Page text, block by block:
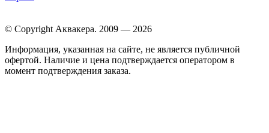
© Copyright Аквакера. 2009 — 2026
Информация, указанная на сайте, не является публичной
офертой. Наличие и цена подтверждается оператором в
момент подтверждения заказа.